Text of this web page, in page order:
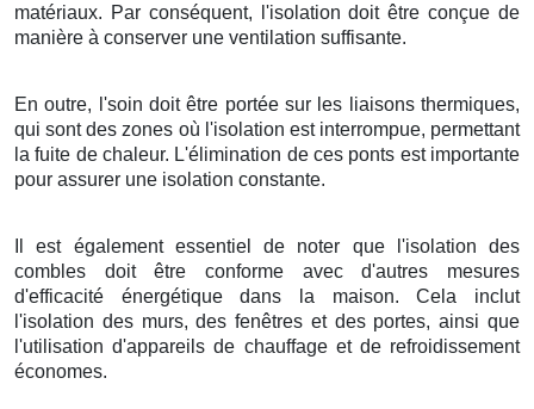
matériaux. Par conséquent, l'isolation doit être conçue de
manière à conserver une ventilation suffisante.
En outre, l'soin doit être portée sur les liaisons thermiques,
qui sont des zones où l'isolation est interrompue, permettant
la fuite de chaleur. L'élimination de ces ponts est importante
pour assurer une isolation constante.
Il est également essentiel de noter que l'isolation des
combles doit être conforme avec d'autres mesures
d'efficacité énergétique dans la maison. Cela inclut
l'isolation des murs, des fenêtres et des portes, ainsi que
l'utilisation d'appareils de chauffage et de refroidissement
économes.